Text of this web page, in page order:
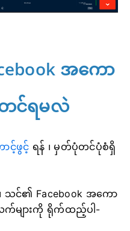
အကော
င်ရမလဲ
ာင့်ဖွင့် ရန် ၊ မှတ်ပုံတင်ပုံစံရှိ
သင်၏ Facebook အကော
များကို ရိုက်ထည့်ပါ-